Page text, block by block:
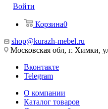
Войти
Корзина0
shop@kurazh-mebel.ru
Московская обл, г. Химки,
Вконтакте
Telegram
О компании
Каталог товаров